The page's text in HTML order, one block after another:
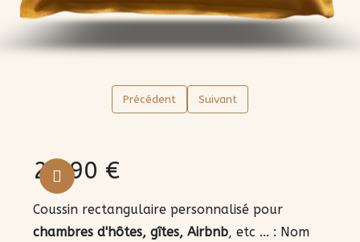
Précédent Suivant
24,90 €
Coussin rectangulaire personnalisé pour
chambres d'hôtes, gîtes, Airbnb, etc ... : Nom